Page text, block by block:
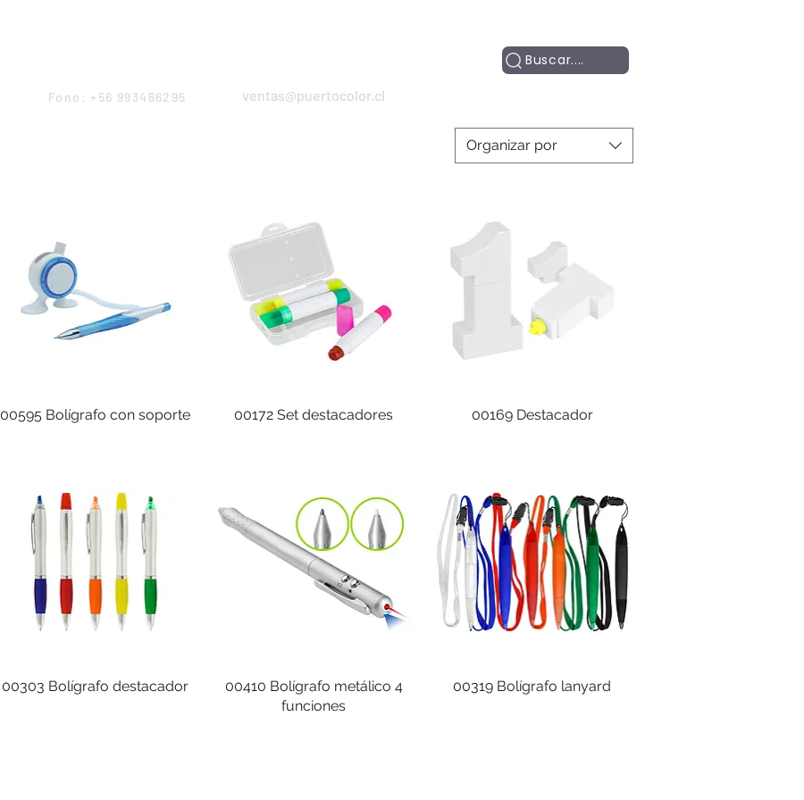
Buscar....
Fono: +56 993466295 ventas@puertocolor.cl
Organizar por
00595 Bolígrafo con soporte 00172 Set destacadores 00169 Destacador
00303 Bolígrafo destacador
00410 Bolígrafo metálico 4
funciones
00319 Bolígrafo lanyard